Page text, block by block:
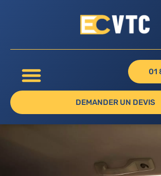
01
DEMANDER UN DEVIS